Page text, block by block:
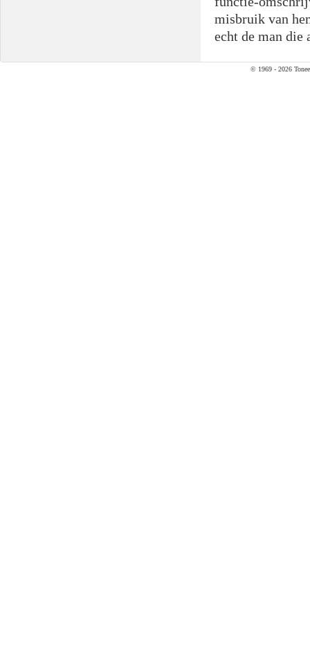
misbruik van
echt de man die
© 1969 - 2026